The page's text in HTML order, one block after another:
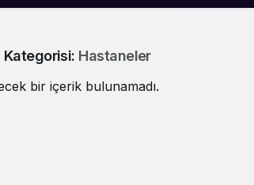
Kategorisi: Hastaneler
bir içerik bulunamadı.